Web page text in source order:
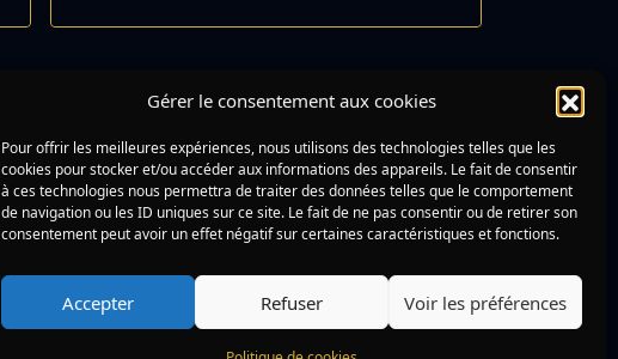
Gérer le consentement aux cookies
Pour offrir les meilleures expériences, nous utilisons des technologies telles que les
cookies pour stocker et/ou accéder aux informations des appareils. Le fait de consentir
à ces technologies nous permettra de traiter des données telles que le comportement
de navigation ou les ID uniques sur ce site. Le fait de ne pas consentir ou de retirer son
consentement peut avoir un effet négatif sur certaines caractéristiques et fonctions.
Accepter Refuser Voir les préférences